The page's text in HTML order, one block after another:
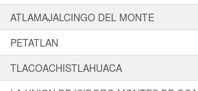
ATLAMAJALCINGO DEL MONTE
PETATLAN
TLACOACHISTLAHUACA